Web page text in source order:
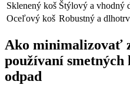
Sklenený koš Štýlový a vhodný
Oceľový koš Robustný a
Ako minimalizovať
používaní smetných
odpad